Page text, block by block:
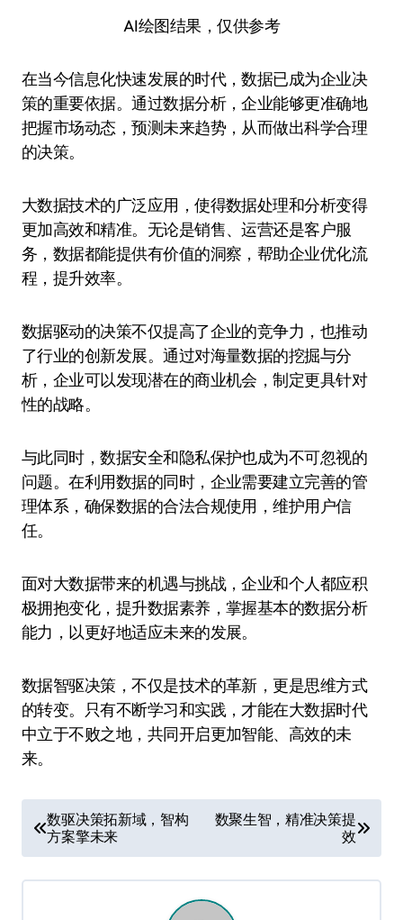
AI绘图结果，仅供参考
在当今信息化快速发展的时代，数据已成为企业决
策的重要依据。通过数据分析，企业能够更准确地
把握市场动态，预测未来趋势，从而做出科学合理
的决策。
大数据技术的广泛应用，使得数据处理和分析变得
更加高效和精准。无论是销售、运营还是客户服
务，数据都能提供有价值的洞察，帮助企业优化流
程，提升效率。
数据驱动的决策不仅提高了企业的竞争力，也推动
了行业的创新发展。通过对海量数据的挖掘与分
析，企业可以发现潜在的商业机会，制定更具针对
性的战略。
与此同时，数据安全和隐私保护也成为不可忽视的
问题。在利用数据的同时，企业需要建立完善的管
理体系，确保数据的合法合规使用，维护用户信
任。
面对大数据带来的机遇与挑战，企业和个人都应积
极拥抱变化，提升数据素养，掌握基本的数据分析
能力，以更好地适应未来的发展。
数据智驱决策，不仅是技术的革新，更是思维方式
的转变。只有不断学习和实践，才能在大数据时代
中立于不败之地，共同开启更加智能、高效的未
来。
章
导
数驱决策拓新域，智构
方案擎未来
数聚生智，精准决策提
效